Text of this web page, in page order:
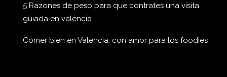
5 Razones de peso para que contrates una visita
guiada en valencia
Comer bien en Valencia, con amor para los foodies